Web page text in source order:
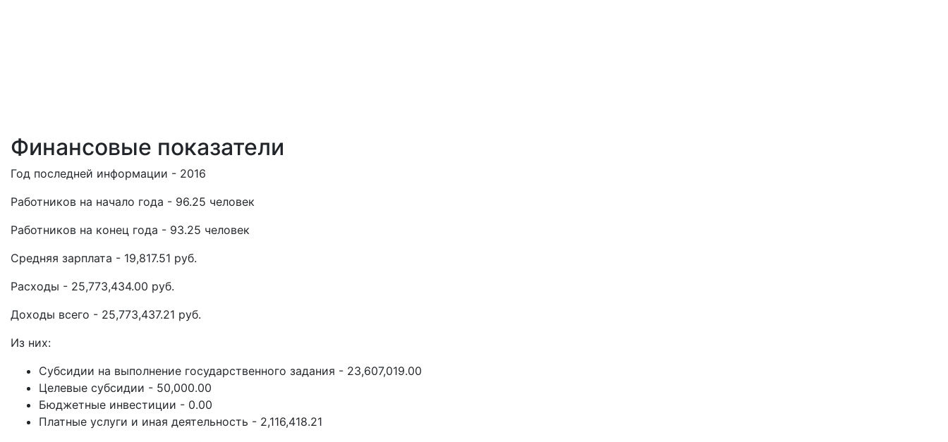
Финансовые показатели
Год последней информации - 2016
Работников на начало года - 96.25 человек
Работников на конец года - 93.25 человек
Средняя зарплата - 19,817.51 руб.
Расходы - 25,773,434.00 руб.
Доходы всего - 25,773,437.21 руб.
Из них:
Субсидии на выполнение государственного задания - 23,607,019.00
Целевые субсидии - 50,000.00
Бюджетные инвестиции - 0.00
Платные услуги и иная деятельность - 2,116,418.21